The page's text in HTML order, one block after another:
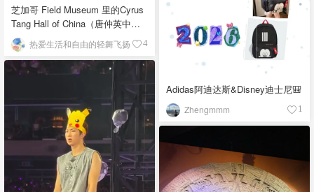
Adidas阿迪达斯&Disney迪士尼🎒
Zhengmmm 1
芝加哥 Field Museum 里的Cyrus
Tang Hall of China（唐仲英中国
馆） 热爱生活和自由的轻舞飞扬 4